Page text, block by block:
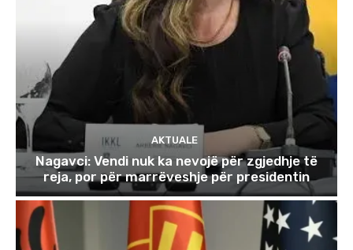
AKTUALE
Nagavci: Vendi nuk ka nevojë për zgjedhje të
reja, por për marrëveshje për presidentin